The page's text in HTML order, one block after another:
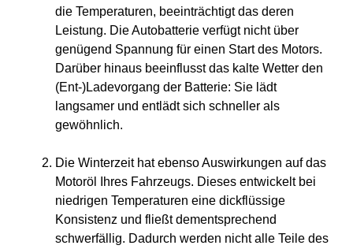
die Temperaturen, beeinträchtigt das deren
Leistung. Die Autobatterie verfügt nicht über
genügend Spannung für einen Start des Motors.
Darüber hinaus beeinflusst das kalte Wetter den
(Ent-)Ladevorgang der Batterie: Sie lädt
langsamer und entlädt sich schneller als
gewöhnlich.
Die Winterzeit hat ebenso Auswirkungen auf das
Motoröl Ihres Fahrzeugs. Dieses entwickelt bei
niedrigen Temperaturen eine dickflüssige
Konsistenz und fließt dementsprechend
schwerfällig. Dadurch werden nicht alle Teile des